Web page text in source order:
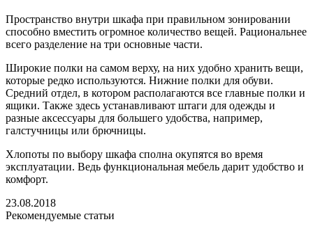
Пространство внутри шкафа при правильном зонировании
способно вместить огромное количество вещей. Рациональнее
всего разделение на три основные части.
Широкие полки на самом верху, на них удобно хранить вещи,
которые редко используются. Нижние полки для обуви.
Средний отдел, в котором располагаются все главные полки и
ящики. Также здесь устанавливают штаги для одежды и
разные аксессуары для большего удобства, например,
галстучницы или брючницы.
Хлопоты по выбору шкафа сполна окупятся во время
эксплуатации. Ведь функциональная мебель дарит удобство и
комфорт.
23.08.2018
Рекомендуемые статьи